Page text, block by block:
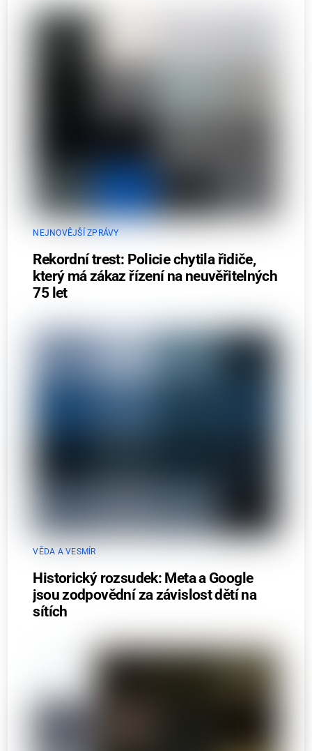
NEJNOVĚJŠÍ ZPRÁVY
Rekordní trest: Policie chytila řidiče,
který má zákaz řízení na neuvěřitelných
75 let
VĚDA A VESMÍR
Historický rozsudek: Meta a Google
jsou zodpovědní za závislost dětí na
sítích